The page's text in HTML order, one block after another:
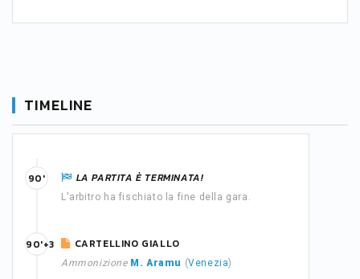
TIMELINE
LA PARTITA È TERMINATA!
L'arbitro ha fischiato la fine della gara.
90'
CARTELLINO GIALLO
Ammonizione M. Aramu (Venezia)
90'+3